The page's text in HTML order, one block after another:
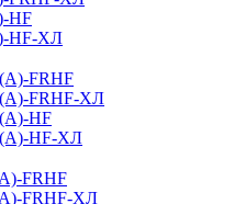
HF
HF-ХЛ
FRHF
FRHF-ХЛ
HF
HF-ХЛ
FRHF
FRHF-ХЛ